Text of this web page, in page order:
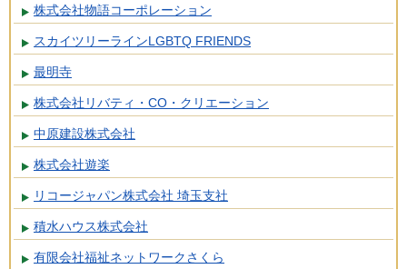
株式会社物語コーポレーション
スカイツリーラインLGBTQ FRIENDS
最明寺
株式会社リバティ・CO・クリエーション
中原建設株式会社
株式会社遊楽
リコージャパン株式会社 埼玉支社
積水ハウス株式会社
有限会社福祉ネットワークさくら